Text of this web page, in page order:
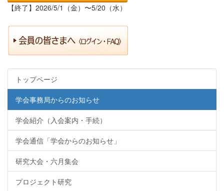
【終了】2026/5/1（金）〜5/20（水）
トップページ
学会事務局からのお知らせ
学会紹介（入会案内・手続）
学会通信「学会からのお知らせ」
研究大会・六月集会
プロジェクト研究